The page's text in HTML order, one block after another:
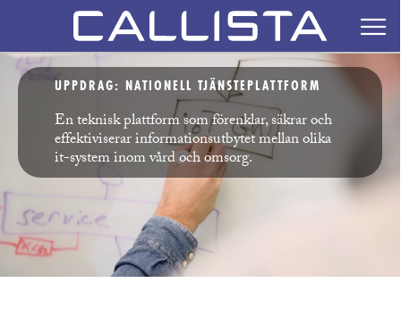
UPPDRAG: NATIONELL TJÄNSTEPLATTFORM
En teknisk plattform som förenklar, säkrar och
effektiviserar informationsutbytet mellan olika
it-system inom vård och omsorg.